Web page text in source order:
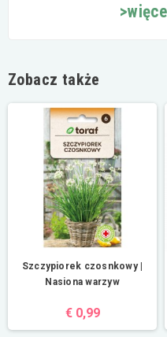
Zobacz także
Szczypiorek czosnkowy |
Nasiona warzyw
€ 0,99